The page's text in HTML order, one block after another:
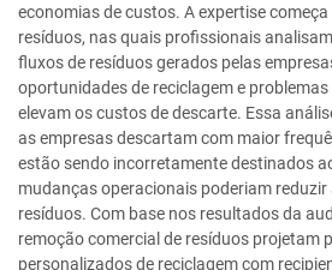
economias de custos. A expertise
resíduos, nas quais profissionais
fluxos de resíduos gerados pelas
oportunidades de reciclagem e
elevam os custos de descarte. Essa
as empresas descartam com maior
estão sendo incorretamente destinados
mudanças operacionais poderiam
resíduos. Com base nos resultados da
remoção comercial de resíduos projetam
personalizados de reciclagem com